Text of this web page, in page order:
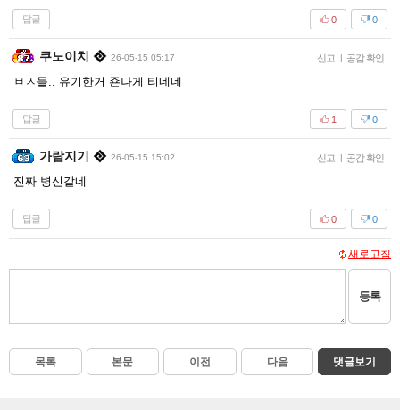
답글 0
0
쿠노이치 26-05-15 05:17 신고 | 공감 확인
ㅂㅅ들.. 유기한거 죤나게 티네네
답글 0
1
가람지기 26-05-15 15:02 신고 | 공감 확인
진짜 병신같네
답글 0
0
새로고침
등록
목록 본문 이전 다음 댓글보기